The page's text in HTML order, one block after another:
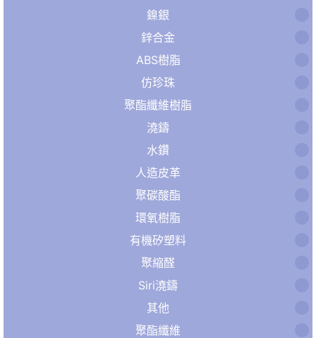
鎳銀
鋅合金
ABS樹脂
仿珍珠
聚酯纖維樹脂
澆鑄
水鑽
人造皮革
聚碳酸酯
環氧樹脂
有機矽塑料
聚縮醛
Siri澆鑄
其他
聚酯纖維